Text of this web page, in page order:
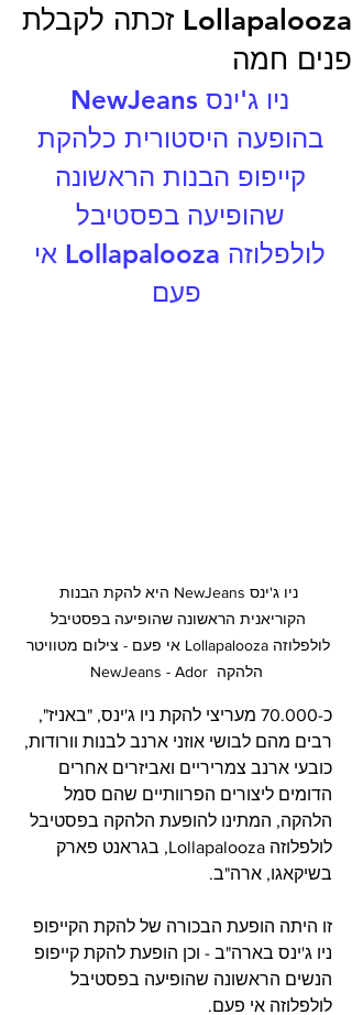
Lollapalooza זכתה לקבלת
פנים חמה
בהופעה היסטורית כלהקת
קייפופ הבנות הראשונה
שהופיעה בפסטיבל
לולפלוזה Lollapalooza אי
פעם
ניו ג'ינס NewJeans היא להקת הבנות
הקוריאנית הראשונה שהופיעה בפסטיבל
לולפלוזה Lollapalooza אי פעם - צילום מטוויטר
הלהקה  NewJeans - Ador
כ-70.000 מעריצי להקת ניו ג'ינס, "באניז",
רבים מהם לבושי אוזני ארנב לבנות וורודות,
כובעי ארנב צמריריים ואביזרים אחרים
הדומים ליצורים הפרוותיים שהם סמל
הלהקה, המתינו להופעת הלהקה בפסטיבל
לולפלוזה Lollapalooza, בגראנט פארק
בשיקאגו, ארה"ב.
זו היתה הופעת הבכורה של להקת הקייפופ
ניו ג'ינס בארה"ב - וכן הופעת להקת קייפופ
הנשים הראשונה שהופיעה בפסטיבל
לולפלוזה אי פעם.